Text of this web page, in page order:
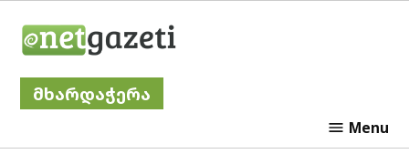
მხარდაჭერა
Menu